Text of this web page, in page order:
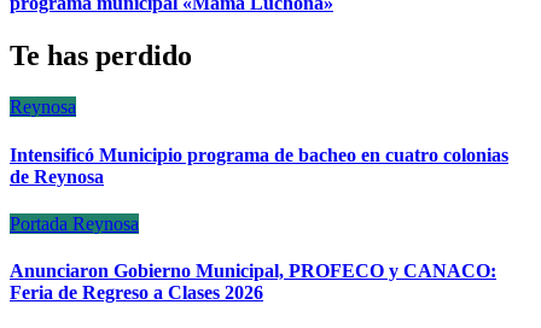
Te has perdido
Reynosa
Intensificó Municipio programa de bacheo en cuatro colonias
de Reynosa
Portada Reynosa
Anunciaron Gobierno Municipal, PROFECO y CANACO:
Feria de Regreso a Clases 2026